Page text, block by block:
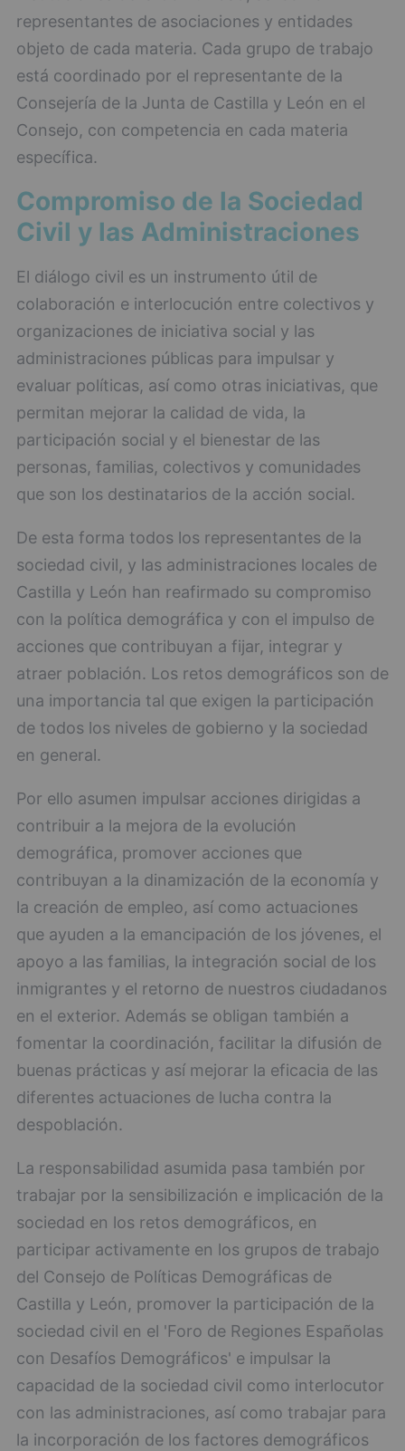
representantes de asociaciones y entidades
objeto de cada materia. Cada grupo de trabajo
está coordinado por el representante de la
Consejería de la Junta de Castilla y León en el
Consejo, con competencia en cada materia
específica.
Compromiso de la Sociedad
Civil y las Administraciones
El diálogo civil es un instrumento útil de
colaboración e interlocución entre colectivos y
organizaciones de iniciativa social y las
administraciones públicas para impulsar y
evaluar políticas, así como otras iniciativas, que
permitan mejorar la calidad de vida, la
participación social y el bienestar de las
personas, familias, colectivos y comunidades
que son los destinatarios de la acción social.
De esta forma todos los representantes de la
sociedad civil, y las administraciones locales de
Castilla y León han reafirmado su compromiso
con la política demográfica y con el impulso de
acciones que contribuyan a fijar, integrar y
atraer población. Los retos demográficos son de
una importancia tal que exigen la participación
de todos los niveles de gobierno y la sociedad
en general.
Por ello asumen impulsar acciones dirigidas a
contribuir a la mejora de la evolución
demográfica, promover acciones que
contribuyan a la dinamización de la economía y
la creación de empleo, así como actuaciones
que ayuden a la emancipación de los jóvenes, el
apoyo a las familias, la integración social de los
inmigrantes y el retorno de nuestros ciudadanos
en el exterior. Además se obligan también a
fomentar la coordinación, facilitar la difusión de
buenas prácticas y así mejorar la eficacia de las
diferentes actuaciones de lucha contra la
despoblación.
La responsabilidad asumida pasa también por
trabajar por la sensibilización e implicación de la
sociedad en los retos demográficos, en
participar activamente en los grupos de trabajo
del Consejo de Políticas Demográficas de
Castilla y León, promover la participación de la
sociedad civil en el 'Foro de Regiones Españolas
con Desafíos Demográficos' e impulsar la
capacidad de la sociedad civil como interlocutor
con las administraciones, así como trabajar para
la incorporación de los factores demográficos